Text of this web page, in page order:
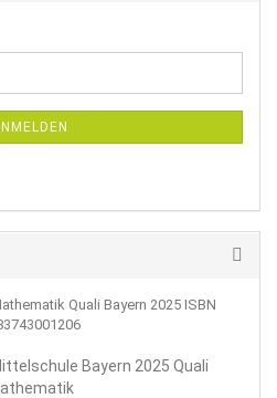
Bayern 2025 Quali